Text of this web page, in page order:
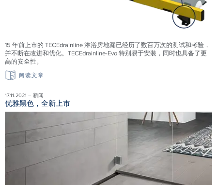
15 年前上市的 TECEdrainline 淋浴房地漏已经历了数百万次的测试和考验，
并不断在改进和优化。TECEdrainline-Evo 特别易于安装，同时也具备了更
高的安全性。
阅读文章
17.11.2021 – 新闻
优雅黑色，全新上市